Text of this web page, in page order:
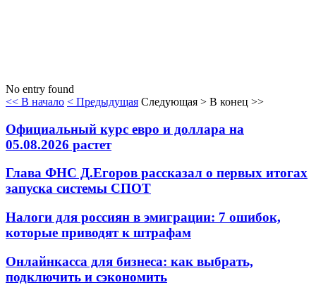
No entry found
<< В начало < Предыдущая Следующая > В конец >>
Официальный курс евро и доллара на
05.08.2026 растет
Глава ФНС Д.Егоров рассказал о первых итогах
запуска системы СПОТ
Налоги для россиян в эмиграции: 7 ошибок,
которые приводят к штрафам
Онлайнкасса для бизнеса: как выбрать,
подключить и сэкономить